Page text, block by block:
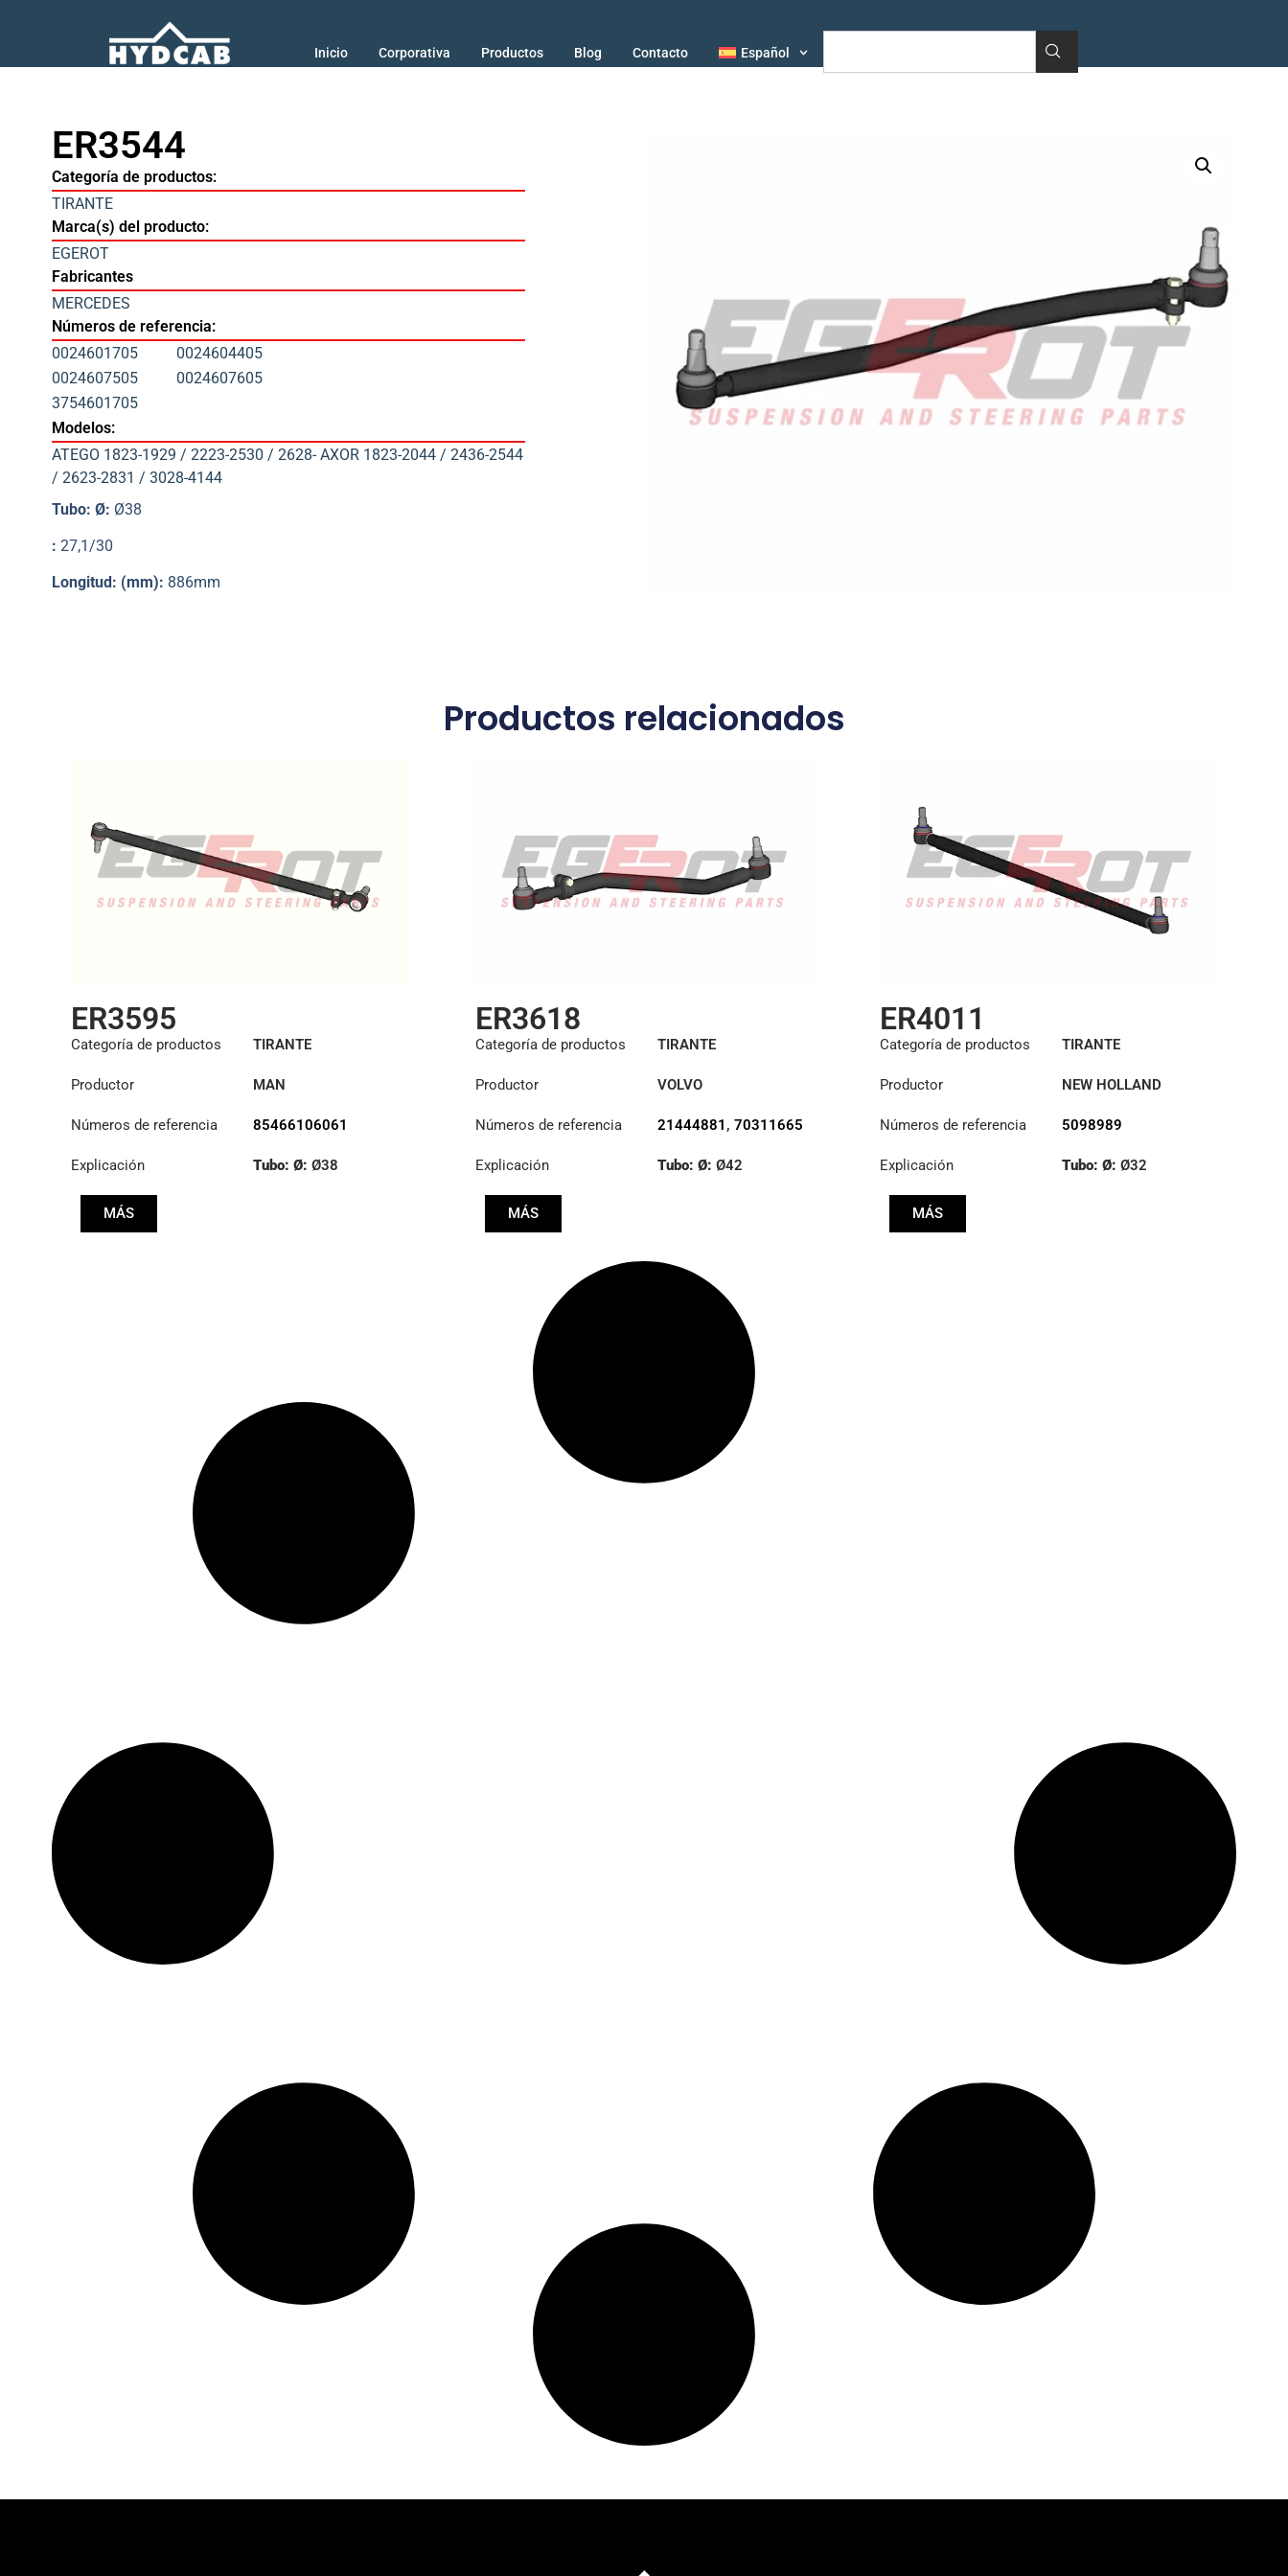
Inicio Corporativa Productos Blog Contacto Español
ER3544
Categoría de productos:
TIRANTE
Marca(s) del producto:
EGEROT
Fabricantes
MERCEDES
Números de referencia:
0024601705
0024604405
0024607505
0024607605
3754601705
Modelos:
ATEGO 1823-1929 / 2223-2530 / 2628- AXOR 1823-2044 / 2436-2544
/ 2623-2831 / 3028-4144
Tubo: Ø: Ø38
: 27,1/30
Longitud: (mm): 886mm
Productos relacionados
ER3595
Categoría de productos TIRANTE
Productor MAN
Números de referencia 85466106061
Explicación Tubo: Ø: Ø38
MÁS
ER3618
Categoría de productos TIRANTE
Productor VOLVO
Números de referencia 21444881 , 70311665
Explicación Tubo: Ø: Ø42
Longitud: (mm):
MÁS
ER4011
Categoría de productos TIRANTE
Productor NEW HOLLAND
Números de referencia 5098989
Explicación Tubo: Ø:Ø32
MÁS